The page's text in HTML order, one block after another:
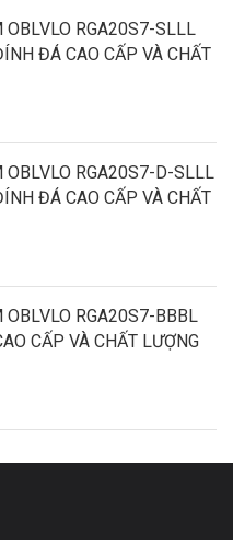
OBLVLO RGA20S7-SLLL
ĐÁ CAO CẤP VÀ CHẤT
OBLVLO RGA20S7-D-SLLL
ĐÁ CAO CẤP VÀ CHẤT
OBLVLO RGA20S7-BBBL
CẤP VÀ CHẤT LƯỢNG